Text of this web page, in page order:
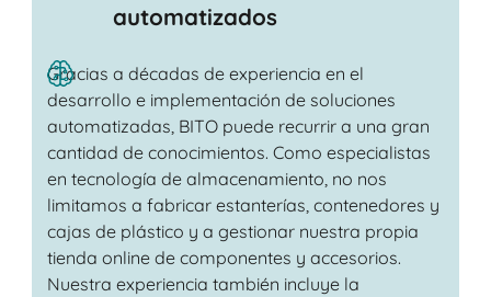
automatizados
Gracias a décadas de experiencia en el
desarrollo e implementación de soluciones
automatizadas, BITO puede recurrir a una gran
cantidad de conocimientos. Como especialistas
en tecnología de almacenamiento, no nos
limitamos a fabricar estanterías, contenedores y
cajas de plástico y a gestionar nuestra propia
tienda online de componentes y accesorios.
Nuestra experiencia también incluye la